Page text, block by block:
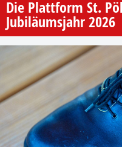
Die Plattform St.
Jubiläumsjahr 2026